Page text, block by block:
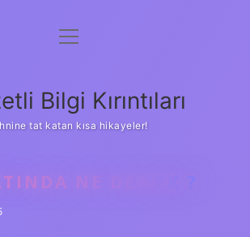
Anasayfa
Yasal Uyarı
menüyü
Bilgi Kırıntıları
tat katan kısa hikayeler!
NE DEMEK ?